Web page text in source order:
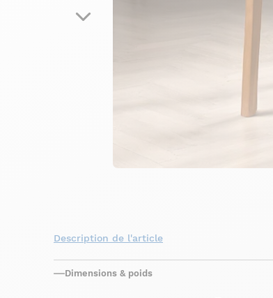
Description de l'article
Dimensions & poids